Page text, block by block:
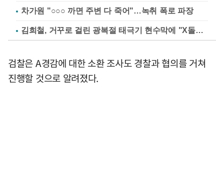
차가원 "○○○ 까면 주변 다 죽어"…녹취 폭로 파장
김희철, 거꾸로 걸린 광복절 태극기 현수막에 "X돌았네"
검찰은 A경감에 대한 소환 조사도 경찰과 협의를 거쳐
진행할 것으로 알려졌다.